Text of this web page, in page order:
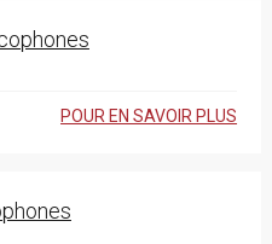
POUR EN SAVOIR PLUS